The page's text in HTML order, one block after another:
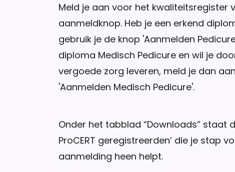
Meld je aan voor het kwaliteitsregister
aanmeldknop. Heb je een erkend
gebruik je de knop 'Aanmelden
diploma Medisch Pedicure en wil je
vergoede zorg leveren, meld je dan
'Aanmelden Medisch Pedicure'.
Onder het tabblad “Downloads” staat
ProCERT geregistreerden’ die je stap
aanmelding heen helpt.